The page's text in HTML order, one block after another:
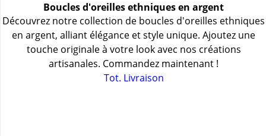
Boucles d'oreilles ethniques en argent
Découvrez notre collection de boucles d'oreilles ethniques
en argent, alliant élégance et style unique. Ajoutez une
touche originale à votre look avec nos créations
artisanales. Commandez maintenant !
Tot. Livraison